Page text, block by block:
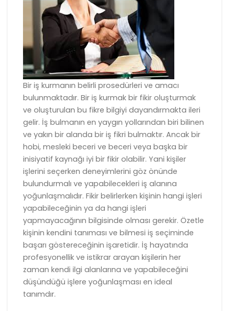
Bir iş kurmanın belirli prosedürleri ve amacı
bulunmaktadır. Bir iş kurmak bir fikir oluşturmak
ve oluşturulan bu fikre bilgiyi dayandırmakta ileri
gelir. İş bulmanın en yaygın yollarından biri bilinen
ve yakın bir alanda bir iş fikri bulmaktır. Ancak bir
hobi, mesleki beceri ve beceri veya başka bir
inisiyatif kaynağı iyi bir fikir olabilir. Yani kişiler
işlerini seçerken deneyimlerini göz önünde
bulundurmalı ve yapabilecekleri iş alanına
yoğunlaşmalıdır. Fikir belirlerken kişinin hangi işleri
yapabileceğinin ya da hangi işleri
yapmayacağının bilgisinde olması gerekir. Özetle
kişinin kendini tanıması ve bilmesi iş seçiminde
başarı göstereceğinin işaretidir. İş hayatında
profesyonellik ve istikrar arayan kişilerin her
zaman kendi ilgi alanlarına ve yapabileceğini
düşündüğü işlere yoğunlaşması en ideal
tanımdır.